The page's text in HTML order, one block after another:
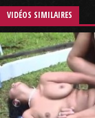
VIDÉOS SIMILAIRES